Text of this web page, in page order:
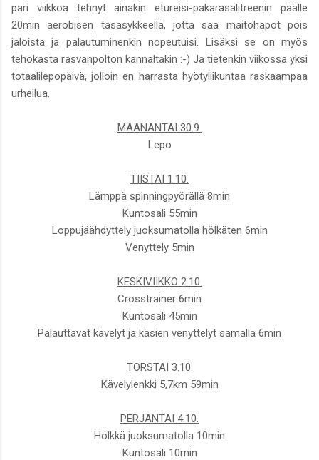
pari viikkoa tehnyt ainakin etureisi-pakarasalitreenin päälle
20min aerobisen tasasykkeellä, jotta saa maitohapot pois
jaloista ja palautuminenkin nopeutuisi. Lisäksi se on myös
tehokasta rasvanpolton kannaltakin :-) Ja tietenkin viikossa yksi
totaalilepopäivä, jolloin en harrasta hyötyliikuntaa raskaampaa
urheilua.
MAANANTAI 30.9.
Lepo
TIISTAI 1.10.
Lämppä spinningpyörällä 8min
Kuntosali 55min
Loppujäähdyttely juoksumatolla hölkäten 6min
Venyttely 5min
KESKIVIIKKO 2.10.
Crosstrainer 6min
Kuntosali 45min
Palauttavat kävelyt ja käsien venyttelyt samalla 6min
TORSTAI 3.10.
Kävelylenkki 5,7km 59min
PERJANTAI 4.10.
Hölkkä juoksumatolla 10min
Kuntosali 10min